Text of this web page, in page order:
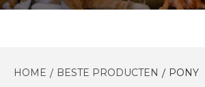
HOME BESTE PRODUCTEN PONY